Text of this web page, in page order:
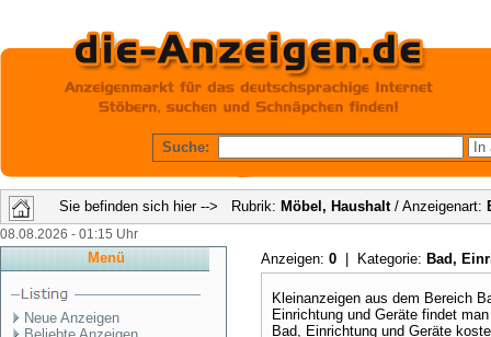
Suche:
Sie befinden sich hier --> Rubrik: Möbel, Haushalt/ Anzeigenart:
08.08.2026 - 01:15 Uhr
Menü
Neue Anzeigen
Anzeigen: 0 | Kategorie: Bad,
Kleinanzeigen aus dem Bereich
Einrichtung und Geräte findet
Bad, Einrichtung und Geräte